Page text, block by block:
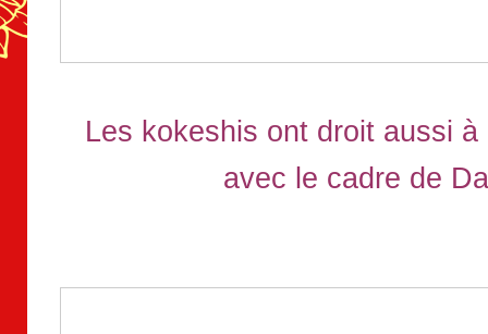
Les kokeshis ont droit aussi à
avec le cadre de